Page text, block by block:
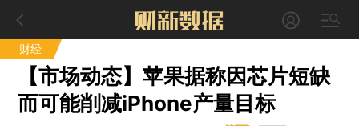
财经
【市场动态】苹果据称因芯片短缺
而可能削减iPhone产量目标